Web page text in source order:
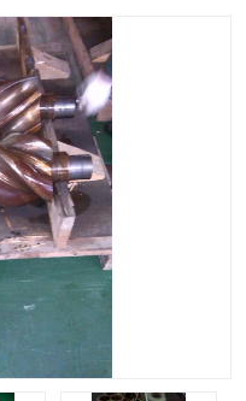
英格索兰配件
闽台富源特种陶瓷
英格索兰离心机空滤芯
库伯卡麦隆离心机零件
离心式压缩机高速转子组
中冷耐高温气侧密封胶垫